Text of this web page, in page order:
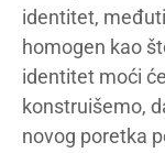
identitet,
homogen kao
identitet moći
konstruišemo,
novog poretka